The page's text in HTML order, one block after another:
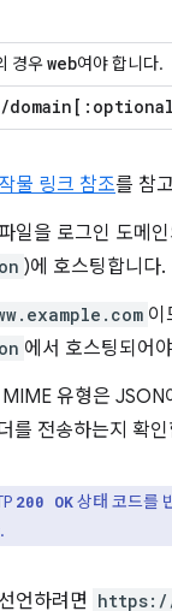
경우web여야 합니다.
/domain [: optional
물 링크 참조를 참
일을 로그인 도메
)에 호스팅합니다.
이
에서 호스팅되어
유형은 JSON
를 전송하는지 확
200 OK상태 코드를
언하려면 https://